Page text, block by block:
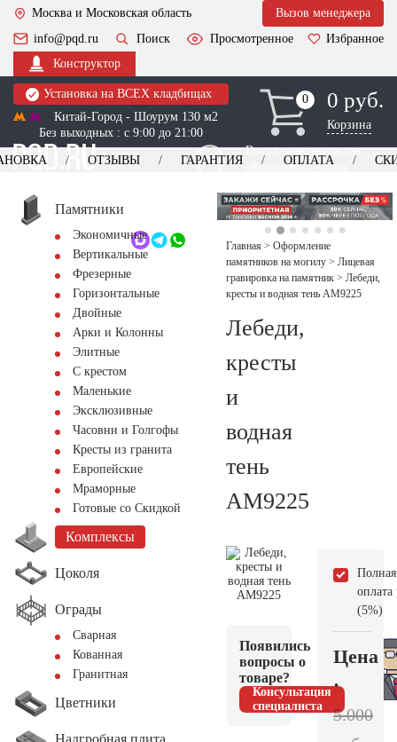
Москва и Московская область
Вызов менеджера
info@pqd.ru
Поиск Просмотренное
Избранное
Конструктор
Установка на ВСЕХ кладбищах
Китай-Город - Шоурум 130 м2
Без выходных : с 9:00 до 21:00
0
0 0 руб.
Корзина
Выезд менеджера для
оформления заказа
+7 (495) 518-44-23
Обратный звонок
ОТЗЫВЫ ГАРАНТИЯ ОПЛАТА
Памятники
Экономичные
Вертикальные
Фрезерные
Горизонтальные
Двойные
Арки и Колонны
Элитные
С крестом
Маленькие
Эксклюзивные
Часовни и Голгофы
Кресты из гранита
Европейские
Мраморные
Готовые со Скидкой
Комплексы
Цоколя
Ограды
Сварная
Кованная
Гранитная
Цветники
Надгробная плита
Главная > Оформление
памятников на могилу > Лицевая
гравировка на памятник > Лебеди,
кресты и водная тень AM9225
Лебеди,
кресты
и
водная
тень
AM9225
Появились
вопросы о
товаре?
Консультация
специалиста
Полная
оплата
(5%)
Цена
:
5.000